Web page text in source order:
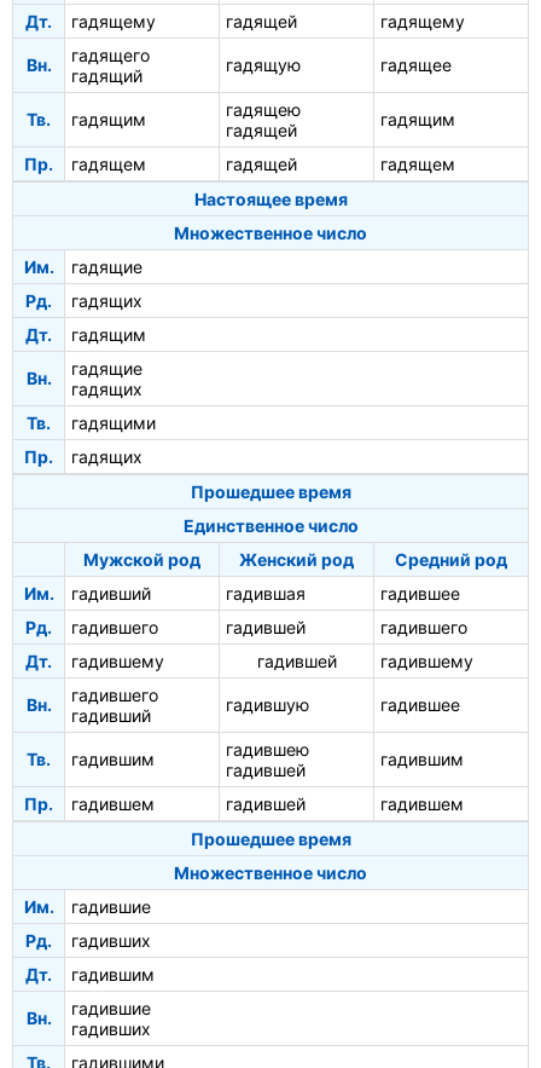
Дт.
гадящему гадящей гадящему
Вн.
гадящего
гадящий
гадящую гадящее
Тв. гадящим
гадящею
гадящей
гадящим
Пр. гадящем гадящей
гадящем
Настоящее время
Множественное число
Им.
гадящие
Рд.
гадящих
Дт.
гадящим
Вн.
гадящие
гадящих
Тв.
гадящими
Пр.
гадящих
Прошедшее время
Единственное число
Мужской род
Женский род
Средний род
Им.
гадивший гадившая
гадившее
Рд.
гадившего гадившей
гадившего
Дт.
гадившему гадившей гадившему
Вн.
гадившего
гадивший
гадившую гадившее
Тв. гадившим
гадившею
гадившей
гадившим
Пр. гадившем гадившей
гадившем
Прошедшее время
Множественное число
Им.
гадившие
Рд.
гадивших
Дт.
гадившим
Вн.
гадившие
гадивших
Тв.
гадившими